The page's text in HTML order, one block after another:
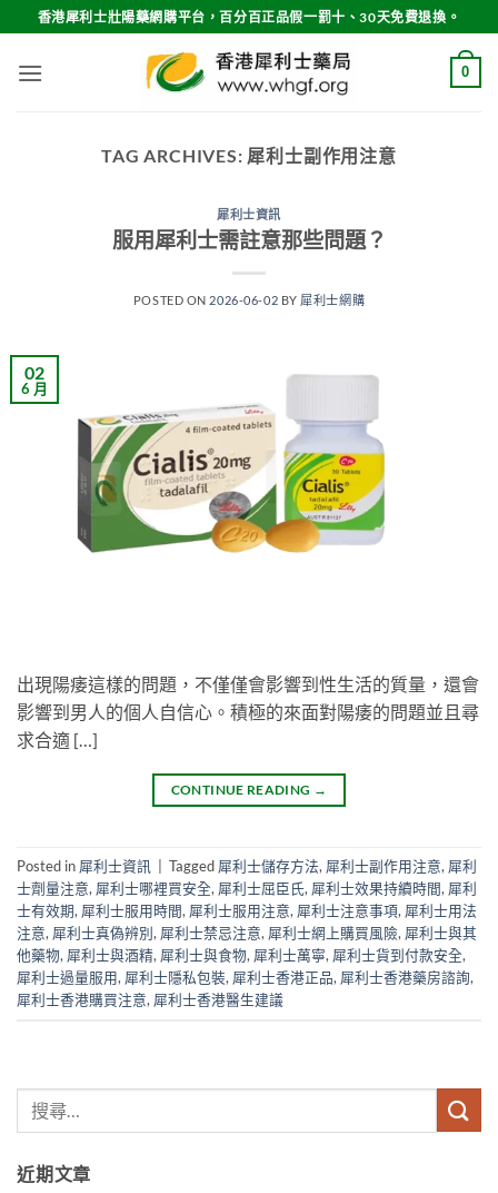
to
content
香港犀利士壯陽藥網購平台，百分百正品假一罰十、30天免費退換。
0
TAG ARCHIVES: 犀利士副作用注意
犀利士資訊
服用犀利士需註意那些問題？
POSTED ON 2026-06-02 BY 犀利士網購
02
6 月
出現陽痿這樣的問題，不僅僅會影響到性生活的質量，還會
影響到男人的個人自信心。積極的來面對陽痿的問題並且尋
求合適 […]
CONTINUE READING →
Posted in 犀利士資訊 Tagged 犀利士儲存方法, 犀利士副作用注意, 犀利
士劑量注意, 犀利士哪裡買安全, 犀利士屈臣氏, 犀利士效果持續時間, 犀利
士有效期, 犀利士服用時間, 犀利士服用注意, 犀利士注意事項, 犀利士用法
注意, 犀利士真偽辨別, 犀利士禁忌注意, 犀利士網上購買風險, 犀利士與其
他藥物, 犀利士與酒精, 犀利士與食物, 犀利士萬寧, 犀利士貨到付款安全,
犀利士過量服用, 犀利士隱私包裝, 犀利士香港正品, 犀利士香港藥房諮詢,
犀利士香港購買注意, 犀利士香港醫生建議
近期文章